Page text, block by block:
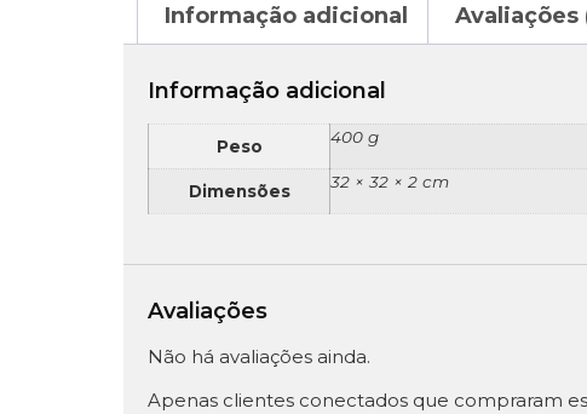
Informação adicional Avaliações
Informação adicional
Peso 400 g
Dimensões 32 × 32 × 2 cm
Avaliações
Não há avaliações ainda.
Apenas clientes conectados que compraram